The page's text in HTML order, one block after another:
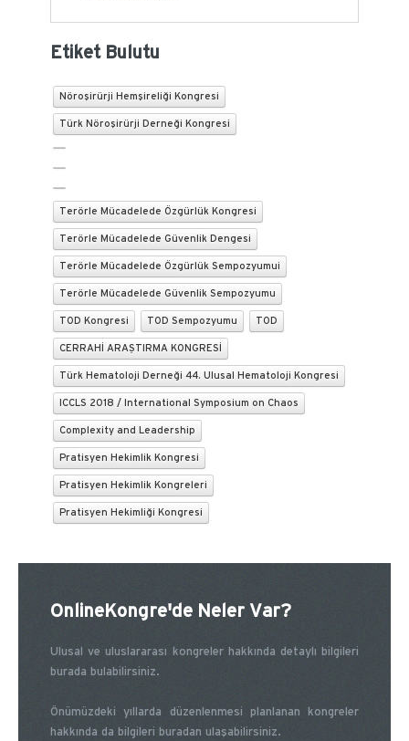
Etiket Bulutu
Nöroşirürji Hemşireliği Kongresi
Türk Nöroşirürji Derneği Kongresi
Terörle Mücadelede Özgürlük Kongresi
Terörle Mücadelede Güvenlik Dengesi
Terörle Mücadelede Özgürlük Sempozyumui
Terörle Mücadelede Güvenlik Sempozyumu
TOD Kongresi TOD Sempozyumu TOD
CERRAHİ ARAŞTIRMA KONGRESİ
Türk Hematoloji Derneği 44. Ulusal Hematoloji Kongresi
ICCLS 2018 / International Symposium on Chaos
Complexity and Leadership
Pratisyen Hekimlik Kongresi
Pratisyen Hekimlik Kongreleri
Pratisyen Hekimliği Kongresi
OnlineKongre'de Neler Var?
Ulusal ve uluslararası kongreler hakkında detaylı bilgileri
burada bulabilirsiniz.
Önümüzdeki yıllarda düzenlenmesi planlanan kongreler
hakkında da bilgileri buradan ulaşabilirsiniz.